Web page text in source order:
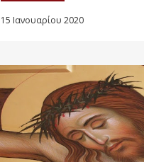
15 Ιανουαρίου 2020